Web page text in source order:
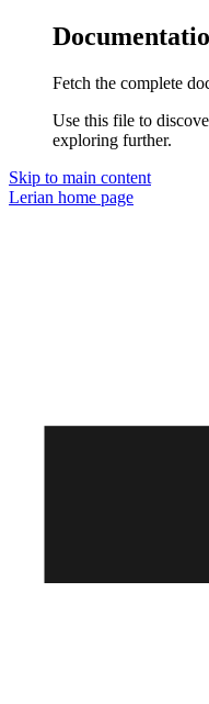
Fetch the complete
Use this file to
exploring further.
Skip to main content
Lerian home page